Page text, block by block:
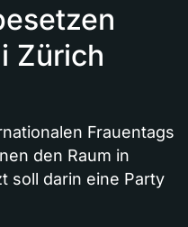
Zürich
Frauentags
den Raum in
soll darin eine Party